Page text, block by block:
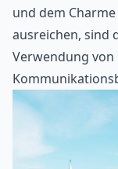
und dem
ausreichen, sind
Verwendung von